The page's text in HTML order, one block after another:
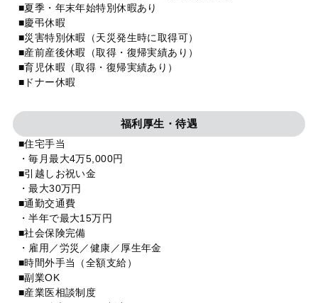
■夏季・年末年始特別休暇あり
■慶弔休暇
■災害特別休暇（天災発生時に取得可）
■産前産後休暇（取得・復帰実績あり）
■育児休暇（取得・復帰実績あり）
■ドナー休暇
福利厚生・待遇
■住宅手当
・毎月最大4万5,000円
■引越しお祝い金
・最大30万円
■通勤交通費
・半年で最大15万円
■社会保険完備
・雇用／労災／健康／厚生年金
■時間外手当（全額支給）
■副業OK
■産業医相談制度